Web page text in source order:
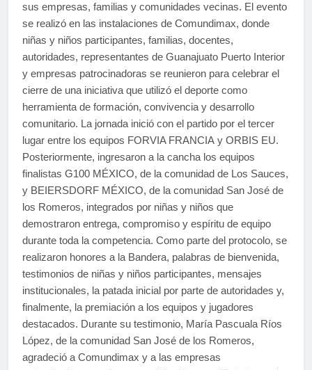
sus empresas, familias y comunidades vecinas. El evento
se realizó en las instalaciones de Comundimax, donde
niñas y niños participantes, familias, docentes,
autoridades, representantes de Guanajuato Puerto Interior
y empresas patrocinadoras se reunieron para celebrar el
cierre de una iniciativa que utilizó el deporte como
herramienta de formación, convivencia y desarrollo
comunitario. La jornada inició con el partido por el tercer
lugar entre los equipos FORVIA FRANCIA y ORBIS EU.
Posteriormente, ingresaron a la cancha los equipos
finalistas G100 MÉXICO, de la comunidad de Los Sauces,
y BEIERSDORF MÉXICO, de la comunidad San José de
los Romeros, integrados por niñas y niños que
demostraron entrega, compromiso y espíritu de equipo
durante toda la competencia. Como parte del protocolo, se
realizaron honores a la Bandera, palabras de bienvenida,
testimonios de niñas y niños participantes, mensajes
institucionales, la patada inicial por parte de autoridades y,
finalmente, la premiación a los equipos y jugadores
destacados. Durante su testimonio, María Pascuala Ríos
López, de la comunidad San José de los Romeros,
agradeció a Comundimax y a las empresas